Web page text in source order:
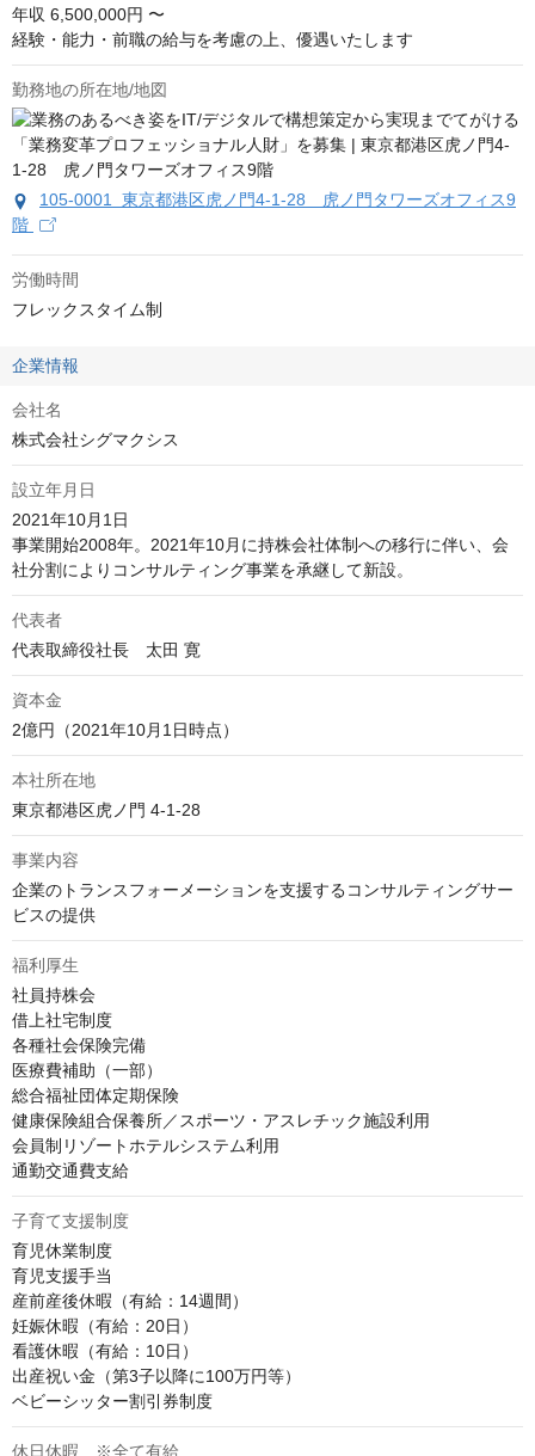
年収 6,500,000円 〜
経験・能力・前職の給与を考慮の上、優遇いたします
勤務地の所在地/地図
105-0001 東京都港区虎ノ門4-1-28 虎ノ門タワーズオフィス9
階
労働時間
フレックスタイム制
企業情報
会社名
株式会社シグマクシス
設立年月日
2021年10月1日
事業開始2008年。2021年10月に持株会社体制への移行に伴い、会
社分割によりコンサルティング事業を承継して新設。
代表者
代表取締役社長　太田 寛
資本金
2億円（2021年10月1日時点）
本社所在地
東京都港区虎ノ門 4-1-28
事業内容
企業のトランスフォーメーションを支援するコンサルティングサー
ビスの提供
福利厚生
社員持株会
借上社宅制度
各種社会保険完備
医療費補助（一部）
総合福祉団体定期保険
健康保険組合保養所／スポーツ・アスレチック施設利用
会員制リゾートホテルシステム利用
通勤交通費支給
子育て支援制度
育児休業制度
育児支援手当
産前産後休暇（有給：14週間）
妊娠休暇（有給：20日）
看護休暇（有給：10日）
出産祝い金（第3子以降に100万円等）
ベビーシッター割引券制度
休日休暇 ※全て有給